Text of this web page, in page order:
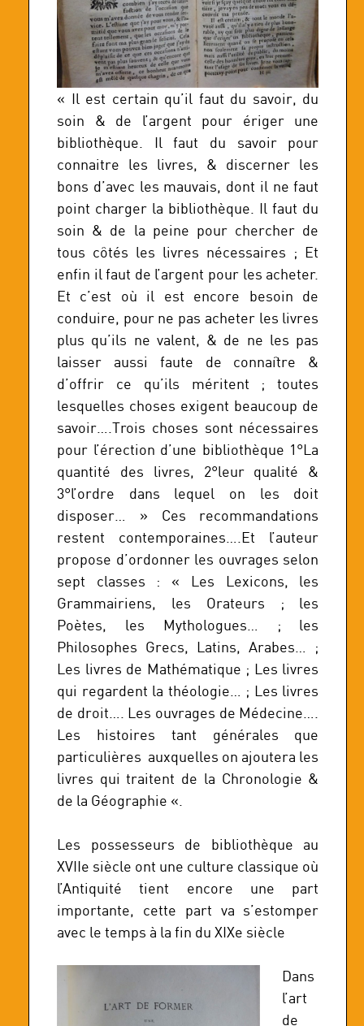
« Il est certain qu’il faut du savoir, du
soin & de l’argent pour ériger une
bibliothèque. Il faut du savoir pour
connaitre les livres, & discerner les
bons d’avec les mauvais, dont il ne faut
point charger la bibliothèque. Il faut du
soin & de la peine pour chercher de
tous côtés les livres nécessaires ; Et
enfin il faut de l’argent pour les acheter.
Et c’est où il est encore besoin de
conduire, pour ne pas acheter les livres
plus qu’ils ne valent, & de ne les pas
laisser aussi faute de connaître &
d’offrir ce qu’ils méritent ; toutes
lesquelles choses exigent beaucoup de
savoir….Trois choses sont nécessaires
pour l’érection d’une bibliothèque 1°La
quantité des livres, 2°leur qualité &
3°l’ordre dans lequel on les doit
disposer… » Ces recommandations
restent contemporaines….Et l’auteur
propose d’ordonner les ouvrages selon
sept classes : « Les Lexicons, les
Grammairiens, les Orateurs ; les
Poètes, les Mythologues… ; les
Philosophes Grecs, Latins, Arabes… ;
Les livres de Mathématique ; Les livres
qui regardent la théologie… ; Les livres
de droit…. Les ouvrages de Médecine….
Les histoires tant générales que
particulières auxquelles on ajoutera les
livres qui traitent de la Chronologie &
de la Géographie «.
Les possesseurs de bibliothèque au
XVIIe siècle ont une culture classique où
l’Antiquité tient encore une part
importante, cette part va s’estomper
avec le temps à la fin du XIXe siècle
Dans
l’art
de